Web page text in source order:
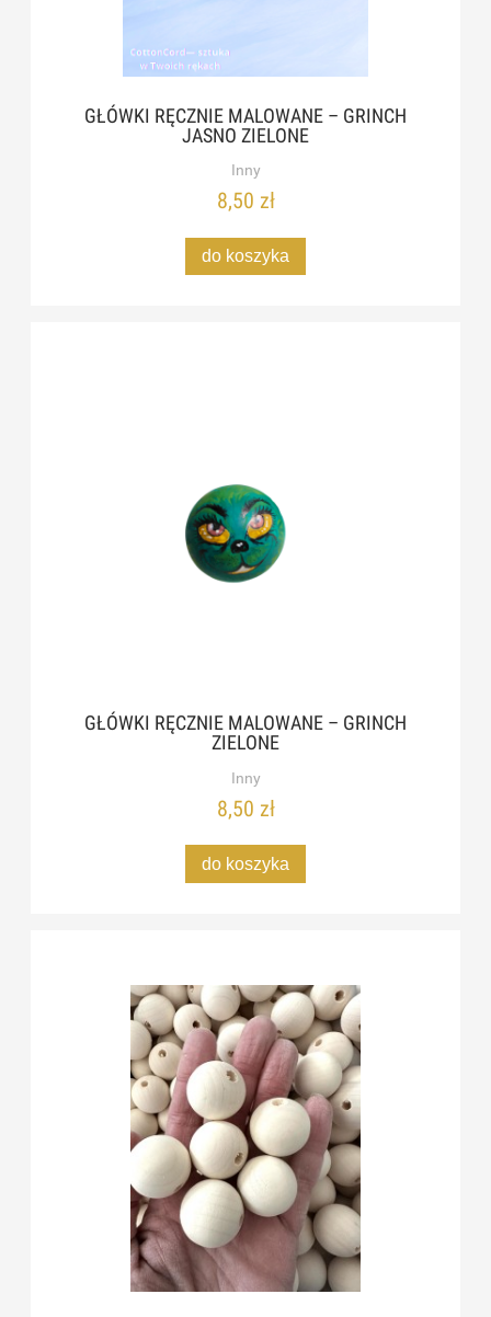
GŁÓWKI RĘCZNIE MALOWANE – GRINCH
JASNO ZIELONE
Inny
8,50 zł
do koszyka
GŁÓWKI RĘCZNIE MALOWANE – GRINCH
ZIELONE
Inny
8,50 zł
do koszyka